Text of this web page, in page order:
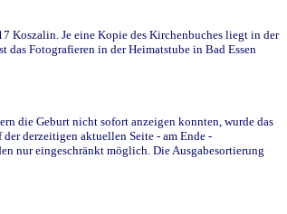
Koszalin. Je eine Kopie des Kirchenbuches liegt in der
das Fotografieren in der Heimatstube in Bad Essen
die Geburt nicht sofort anzeigen konnten, wurde das
derzeitigen aktuellen Seite - am Ende -
nur eingeschränkt möglich. Die Ausgabesortierung